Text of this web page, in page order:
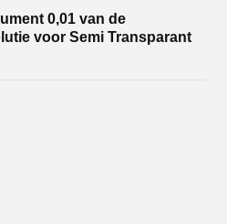
0,01 van de
voor Semi Transparant